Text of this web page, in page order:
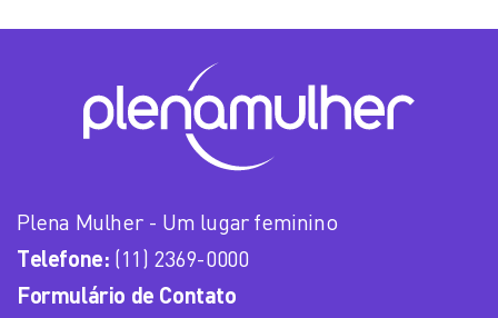
Plena Mulher - Um lugar feminino
Telefone: (11) 2369-0000
Formulário de Contato